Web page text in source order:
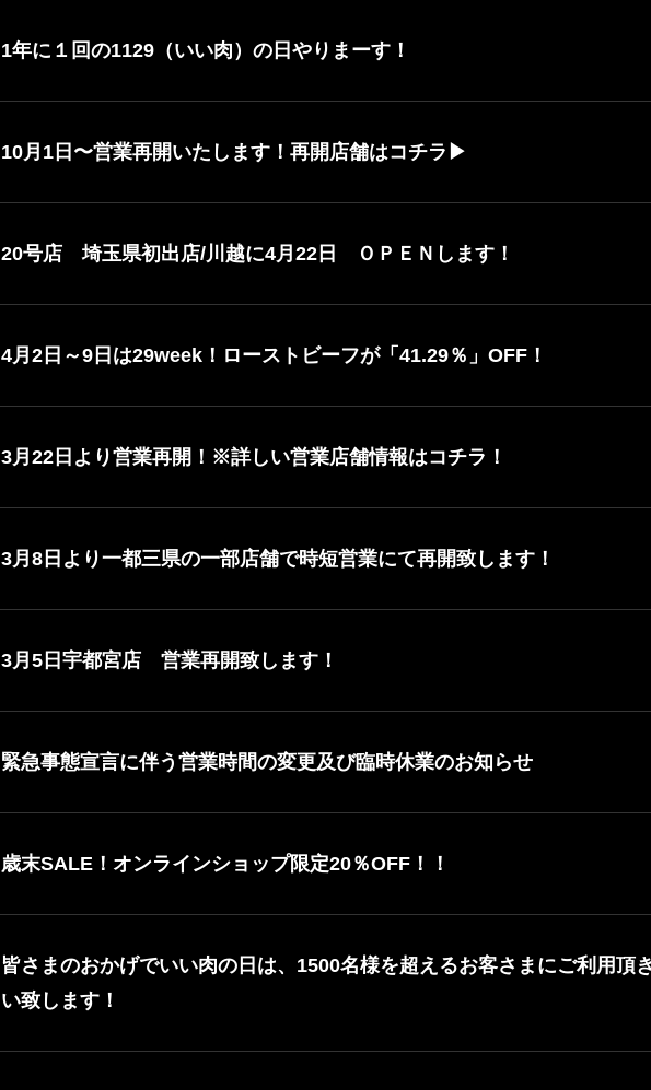
1年に１回の1129（いい肉）の日やりまーす！
10月1日〜営業再開いたします！再開店舗はコチラ▶︎
20号店 埼玉県初出店/川越に4月22日 ＯＰＥＮします！
4月2日～9日は29week！ローストビーフが「41.29％」OFF！
3月22日より営業再開！※詳しい営業店舗情報はコチラ！
3月8日より一都三県の一部店舗で時短営業にて再開致します！
3月5日宇都宮店 営業再開致します！
緊急事態宣言に伴う営業時間の変更及び臨時休業のお知らせ
歳末SALE！オンラインショップ限定20％OFF！！
皆さまのおかげでいい肉の日は、1500名様を超えるお客さまにご利用頂
い致します！